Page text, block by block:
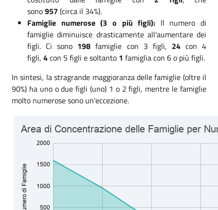
sono957 (circa il 34%).
Famiglie numerose (3 o più figli): Il numero di
famiglie diminuisce drasticamente all'aumentare dei
figli. Ci sono 198 famiglie con 3 figli, 24con 4
figli, 4con 5 figli e soltanto 1 famiglia con 6 o più figli.
In sintesi, la stragrande maggioranza delle famiglie (oltre il
90%) ha uno o due figli (uno) 1 o 2 figli, mentre le famiglie
molto numerose sono un'eccezione.